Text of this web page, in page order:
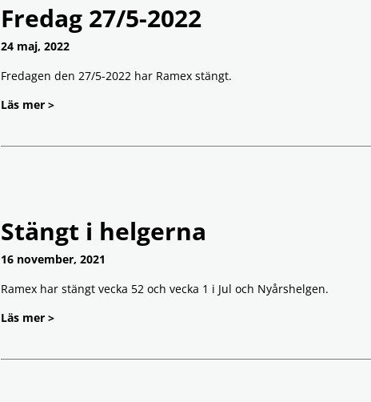
Fredag 27/5-2022
24 maj, 2022
Fredagen den 27/5-2022 har Ramex stängt.
Läs mer >
Stängt i helgerna
16 november, 2021
Ramex har stängt vecka 52 och vecka 1 i Jul och Nyårshelgen.
Läs mer >